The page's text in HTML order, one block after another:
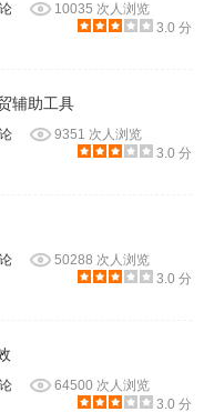
10035 次人浏览
3.0 分
辅助工具
9351 次人浏览
3.0 分
50288 次人浏览
3.0 分
64500 次人浏览
3.0 分